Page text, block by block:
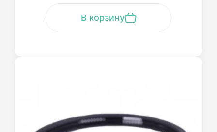
В корзину